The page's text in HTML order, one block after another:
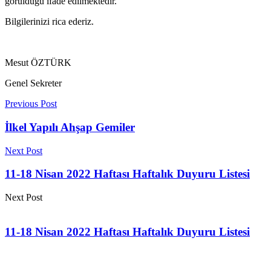
Bilgilerinizi rica ederiz.
Mesut ÖZTÜRK
Genel Sekreter
Previous Post
İlkel Yapılı Ahşap Gemiler
Next Post
11-18 Nisan 2022 Haftası Haftalık Duyuru Listesi
Next Post
11-18 Nisan 2022 Haftası Haftalık Duyuru Listesi